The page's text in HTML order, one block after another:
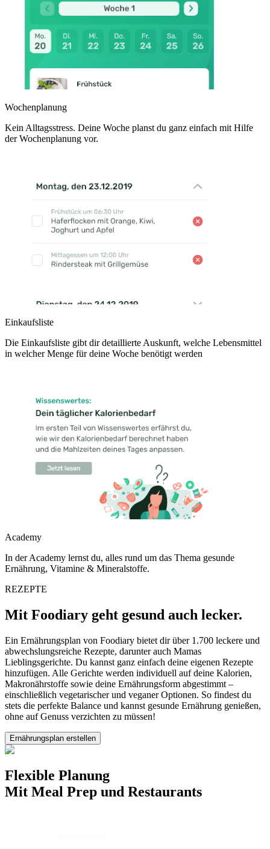
Wochenplanung
Kein Alltagsstress. Deine Woche planst du ganz einfach mit Hilfe
der Wochenplanung vor.
Einkaufsliste
Die Einkaufsliste gibt dir detaillierte Auskunft, welche Lebensmittel
in welcher Menge für deine Woche benötigt werden
Academy
In der Academy lernst du, alles rund um das Thema gesunde
Ernährung, Vitamine & Mineralstoffe.
REZEPTE
Mit Foodiary geht gesund auch lecker.
Ein Ernährungsplan von Foodiary bietet dir über 1.700 leckere und
abwechslungsreiche Rezepte, darunter auch Mamas
Lieblingsgerichte. Du kannst ganz einfach deine eigenen Rezepte
hinzufügen. Alle Gerichte werden individuell auf deine Kalorien,
Makronährstoffe sowie deine Ernährungsform abgestimmt –
einschließlich vegetarischer und veganer Optionen. So findest du
stets die perfekte Balance und kannst gesunde Ernährung genießen,
ohne auf Genuss verzichten zu müssen!
Ernährungsplan erstellen
Flexible Planung
Mit Meal Prep und Restaurants